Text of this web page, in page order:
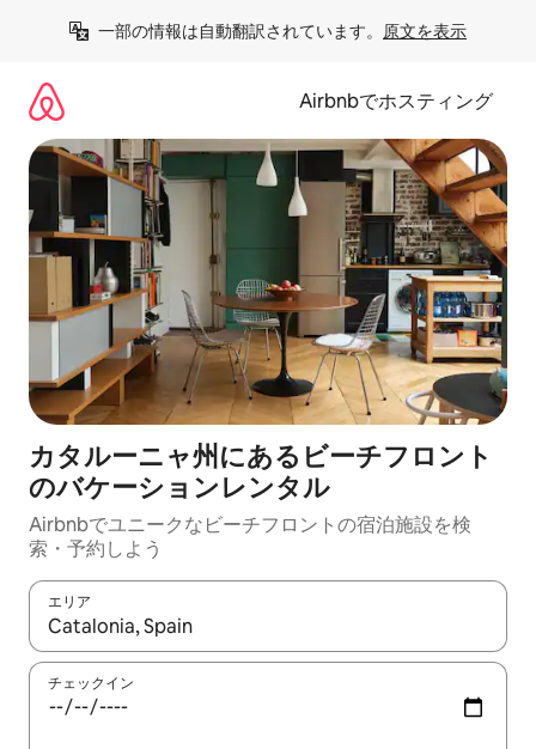
一部の情報は自動翻訳されています。 原文を表示
Airbnbでホスティング
カタルーニャ州にあるビーチフロント
のバケーションレンタル
Airbnbでユニークなビーチフロントの宿泊施設を検
索・予約しよう
エリア
検索結果が表示されたら、上下の矢印キーを使って移動するか
チェックイン